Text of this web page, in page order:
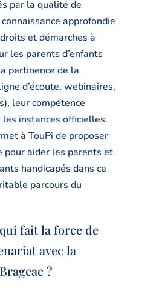
par la qualité de
connaissance approfondie
et démarches à
les parents d’enfants
pertinence de la
d’écoute, webinaires,
leur compétence
les instances officielles.
à TouPi de proposer
pour aider les parents et
handicapés dans ce
parcours du
fait la force de
avec la
?